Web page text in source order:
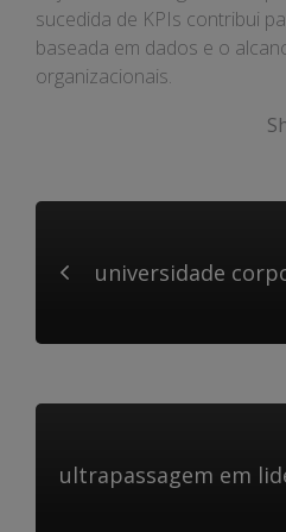
sucedida de KPIs contribui
baseada em dados e o
organizacionais.
universidade
ultrapassagem em